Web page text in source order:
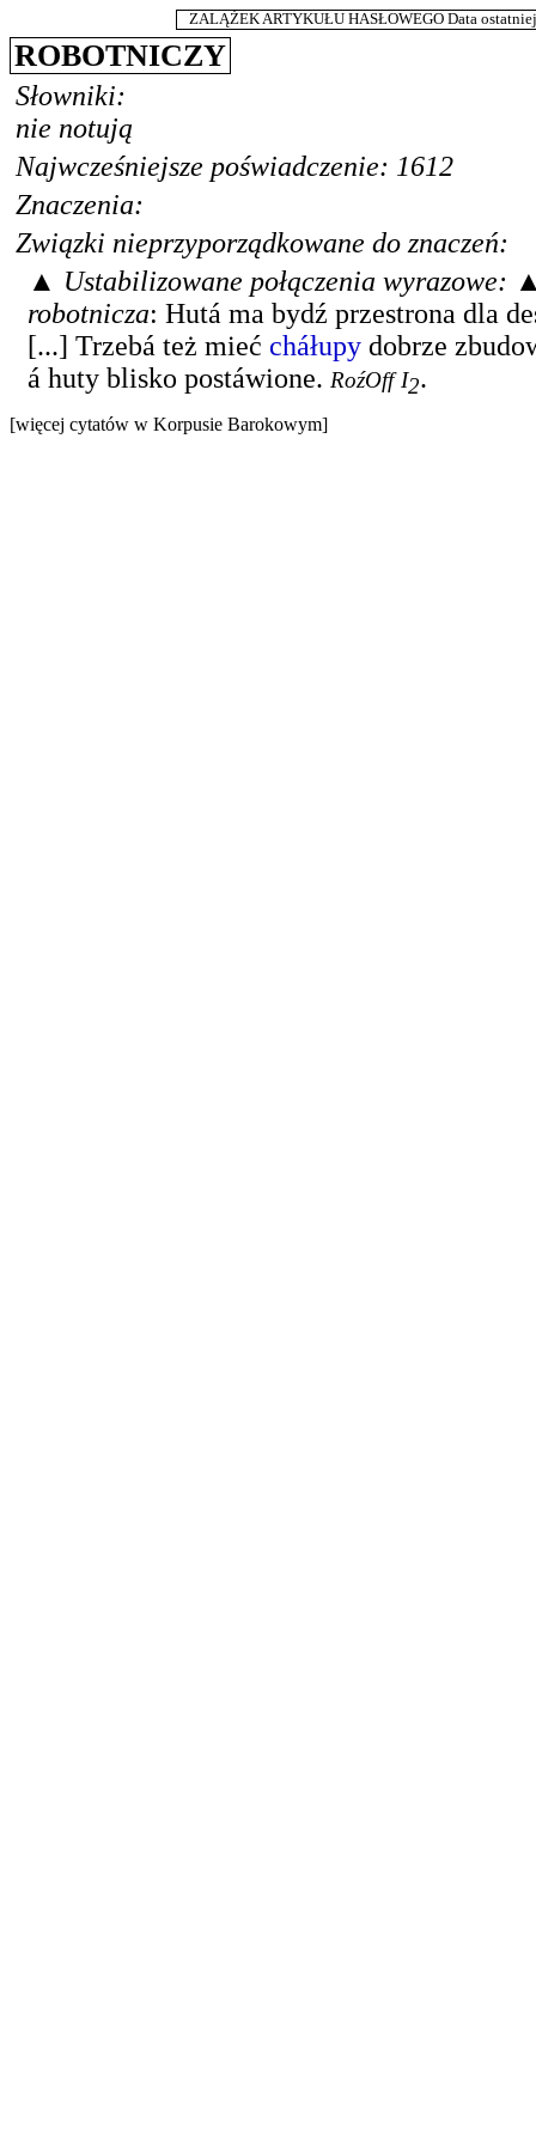
ZALĄŻEK ARTYKUŁU HASŁOWEGO Data
ROBOTNICZY
Słowniki:
nie notują
Najwcześniejsze poświadczenie: 1612
Znaczenia:
Związki nieprzyporządkowane do znaczeń:
▲ Ustabilizowane połączenia wyrazowe:
robotnicza: Hutá ma bydź przestrona dla
[...] Trzebá też mieć cháłupy dobrze
á huty blisko postáwione. RoźOff I2.
[więcej cytatów w Korpusie Barokowym]